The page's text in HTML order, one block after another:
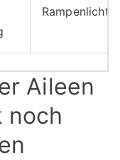
Rampenlichts
Aileen
noch